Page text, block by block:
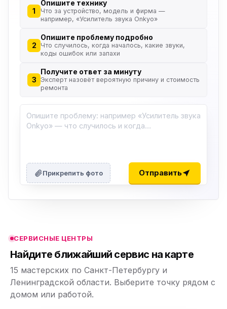
1
Опишите технику
Что за устройство, модель и фирма —
например, «Усилитель звука Onkyo»
2
Опишите проблему подробно
Что случилось, когда началось, какие звуки,
коды ошибок или запахи
3
Получите ответ за минуту
Эксперт назовёт вероятную причину и стоимость
ремонта
Прикрепить фото Отправить
СЕРВИСНЫЕ ЦЕНТРЫ
Найдите ближайший сервис на карте
15 мастерских по Санкт-Петербургу и
Ленинградской области. Выберите точку рядом с
домом или работой.
ю